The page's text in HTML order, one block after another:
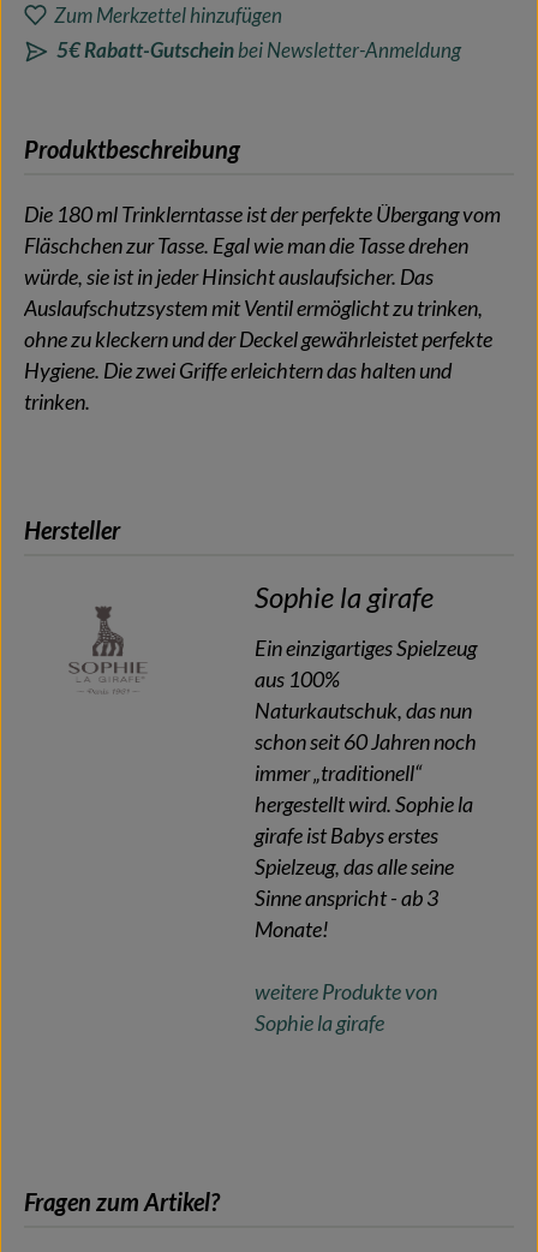
Zum Merkzettel hinzufügen
5€ Rabatt-Gutscheinbei Newsletter-Anmeldung
Produktbeschreibung
Die 180 ml Trinklerntasse ist der perfekte Übergang vom
Fläschchen zur Tasse. Egal wie man die Tasse drehen
würde, sie ist in jeder Hinsicht auslaufsicher. Das
Auslaufschutzsystem mit Ventil ermöglicht zu trinken,
ohne zu kleckern und der Deckel gewährleistet perfekte
Hygiene. Die zwei Griffe erleichtern das halten und
trinken.
Hersteller
Sophie la girafe
Ein einzigartiges Spielzeug
aus 100%
Naturkautschuk, das nun
schon seit 60 Jahren noch
immer „traditionell“
hergestellt wird. Sophie la
girafe ist Babys erstes
Spielzeug, das alle seine
Sinne anspricht - ab 3
Monate!
weitere Produkte von
Sophie la girafe
Fragen zum Artikel?